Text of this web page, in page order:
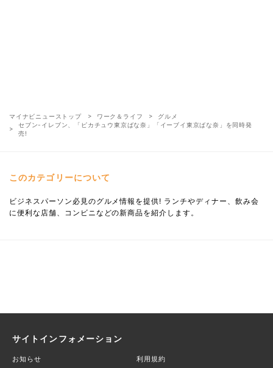
マイナビニューストップ ワーク＆ライフ
グルメ
セブン-イレブン、「ピカチュウ東京ばな奈」「イーブイ東京ばな奈」を同時発
売!
このカテゴリーについて
ビジネスパーソン必見のグルメ情報を提供! ランチやディナー、飲み会
に便利な店舗、コンビニなどの新商品を紹介します。
サイトインフォメーション
お知らせ 利用規約